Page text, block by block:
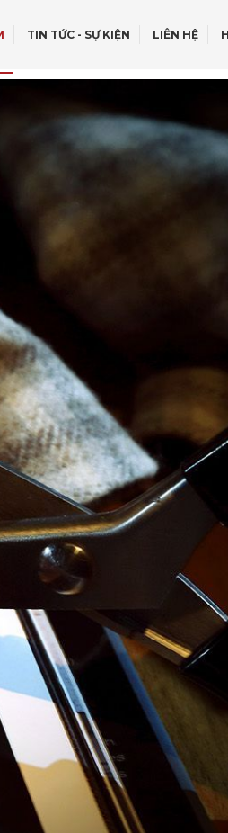
OFF - ROAD
BODY KITS
PHỤ KIỆN DÙNG CHUNG
TIN TỨC - SỰ KIỆN LIÊN HỆ